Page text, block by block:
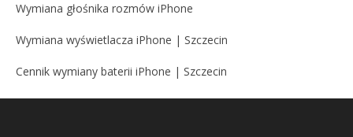
Wymiana głośnika rozmów iPhone
Wymiana wyświetlacza iPhone | Szczecin
Cennik wymiany baterii iPhone | Szczecin